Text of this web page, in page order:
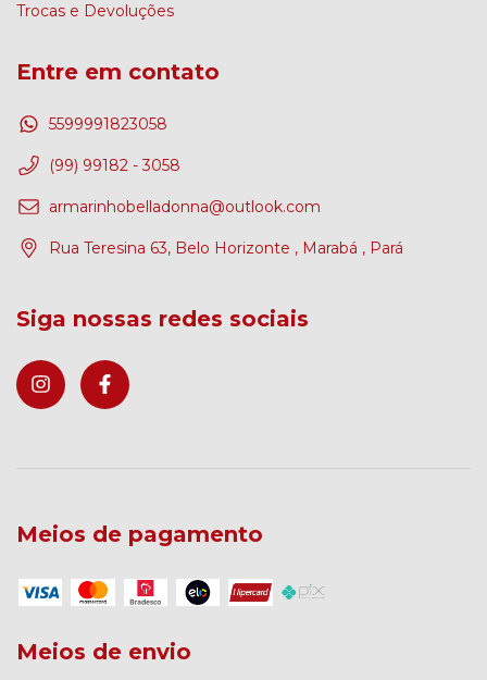
Trocas e Devoluções
Entre em contato
5599991823058
(99) 99182 - 3058
armarinhobelladonna@outlook.com
Rua Teresina 63, Belo Horizonte , Marabá , Pará
Siga nossas redes sociais
Meios de pagamento
Meios de envio